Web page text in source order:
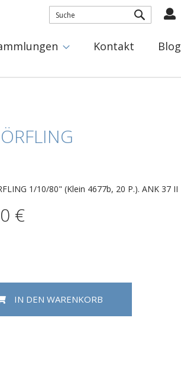
Kontakt Blog
1/10/80" (Klein 4677b, 20 P.). ANK 37 II
€
IN DEN WARENKORB